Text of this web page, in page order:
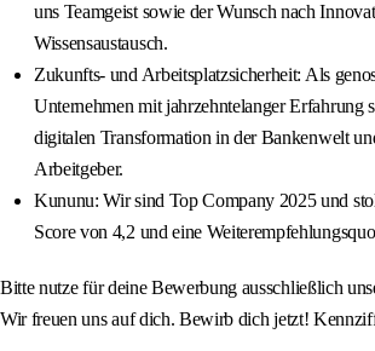
uns Teamgeist sowie der Wunsch nach
Wissensaustausch.
Zukunfts- und Arbeitsplatzsicherheit: Als
Unternehmen mit jahrzehntelanger Erfahrung
digitalen Transformation in der Bankenwelt
Arbeitgeber.
Kununu: Wir sind Top Company 2025 und
Score von 4,2 und eine
Bitte nutze für deine Bewerbung ausschließlich
Wir freuen uns auf dich. Bewirb dich jetzt!